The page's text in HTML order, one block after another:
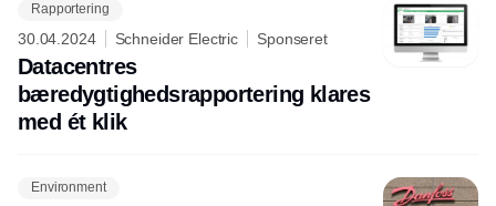
Rapportering
30.04.2024 Schneider Electric Sponseret
Datacentres
bæredygtighedsrapportering klares
med ét klik
Environment